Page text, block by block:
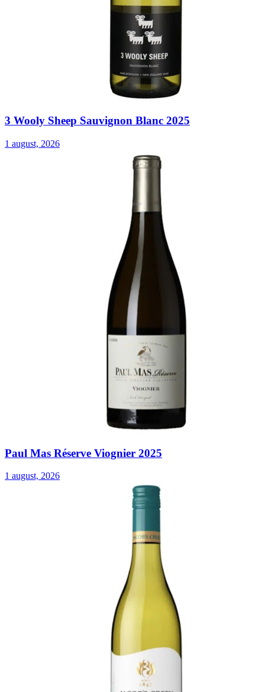
3 Wooly Sheep Sauvignon Blanc 2025
1 august, 2026
Paul Mas Réserve Viognier 2025
1 august, 2026